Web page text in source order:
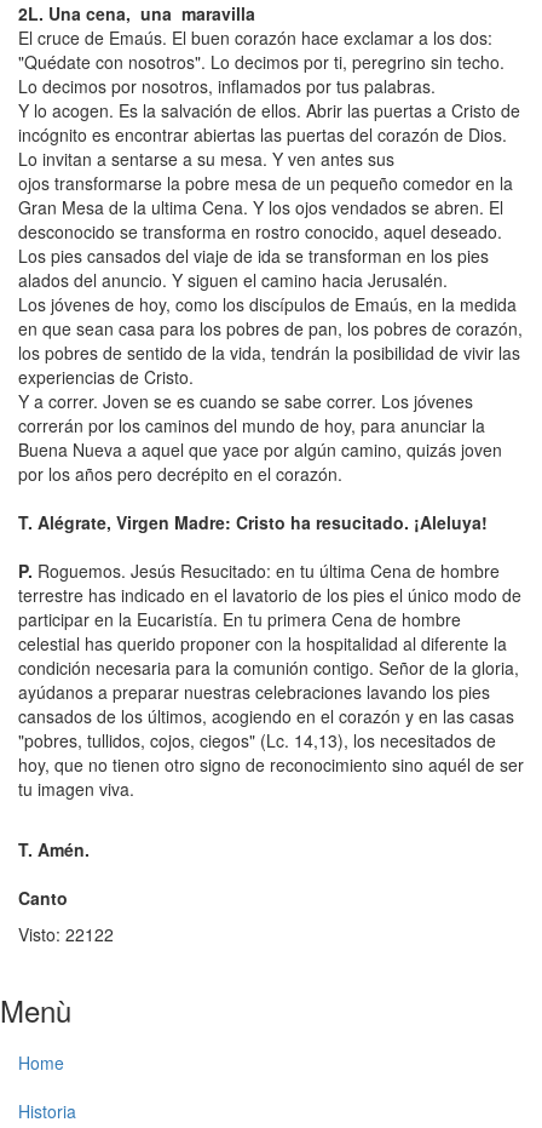
2L. Una cena, una maravilla
El cruce de Emaús. El buen corazón hace exclamar a los dos:
"Quédate con nosotros". Lo decimos por ti, peregrino sin techo.
Lo decimos por nosotros, inflamados por tus palabras.
Y lo acogen. Es la salvación de ellos. Abrir las puertas a Cristo de
incógnito es encontrar abiertas las puertas del corazón de Dios.
Lo invitan a sentarse a su mesa. Y ven antes sus
ojos transformarse la pobre mesa de un pequeño comedor en la
Gran Mesa de la ultima Cena. Y los ojos vendados se abren. El
desconocido se transforma en rostro conocido, aquel deseado.
Los pies cansados del viaje de ida se transforman en los pies
alados del anuncio. Y siguen el camino hacia Jerusalén.
Los jóvenes de hoy, como los discípulos de Emaús, en la medida
en que sean casa para los pobres de pan, los pobres de corazón,
los pobres de sentido de la vida, tendrán la posibilidad de vivir las
experiencias de Cristo.
Y a correr. Joven se es cuando se sabe correr. Los jóvenes
correrán por los caminos del mundo de hoy, para anunciar la
Buena Nueva a aquel que yace por algún camino, quizás joven
por los años pero decrépito en el corazón.
T. Alégrate, Virgen Madre: Cristo ha resucitado. ¡Aleluya!
P. Roguemos. Jesús Resucitado: en tu última Cena de hombre
terrestre has indicado en el lavatorio de los pies el único modo de
participar en la Eucaristía. En tu primera Cena de hombre
celestial has querido proponer con la hospitalidad al diferente la
condición necesaria para la comunión contigo. Señor de la gloria,
ayúdanos a preparar nuestras celebraciones lavando los pies
cansados de los últimos, acogiendo en el corazón y en las casas
"pobres, tullidos, cojos, ciegos" (Lc. 14,13), los necesitados de
hoy, que no tienen otro signo de reconocimiento sino aquél de ser
tu imagen viva.
T. Amén.
Canto
Visto: 22122
Menù
Home
Historia